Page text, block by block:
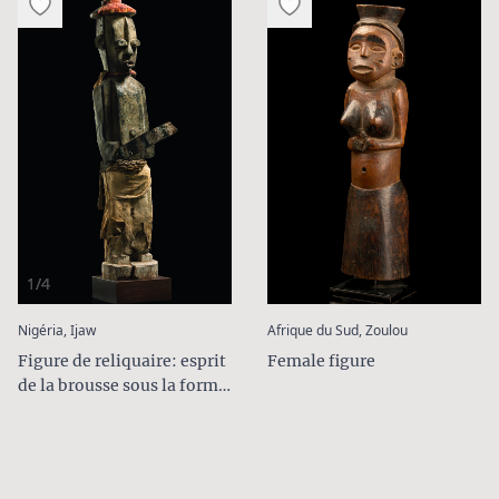
1/4
Nigéria, Ijaw:
Figure de reliquaire: esprit
de la brousse sous la forme
Afrique du Sud, Zoulou:
Female figure